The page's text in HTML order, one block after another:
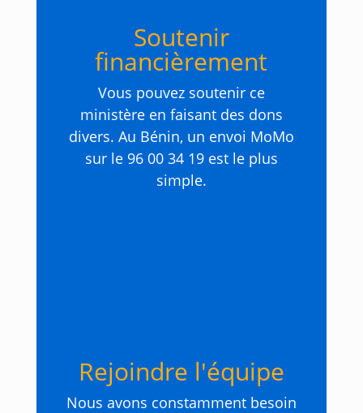
Soutenir
financièrement
Vous pouvez soutenir ce
ministère en faisant des dons
divers. Au Bénin, un envoi MoMo
sur le 96 00 34 19 est le plus
simple.
Rejoindre l'équipe
Nous avons constamment besoin